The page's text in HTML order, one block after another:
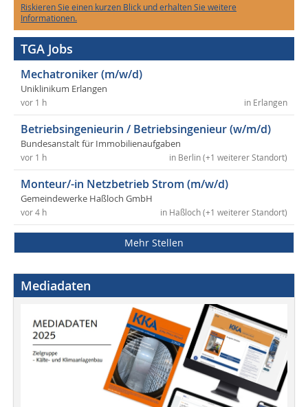
Riskieren Sie einen kurzen Blick und erhalten Sie weitere
Informationen.
TGA Jobs
Mechatroniker (m/w/d)
Uniklinikum Erlangen
in Erlangen
vor 1 h
Betriebsingenieurin / Betriebsingenieur (w/m/d)
Bundesanstalt für Immobilienaufgaben
in Berlin (+1 weiterer Standort)
vor 1 h
Monteur/-in Netzbetrieb Strom (m/w/d)
Gemeindewerke Haßloch GmbH
in Haßloch (+1 weiterer Standort)
vor 4 h
Mehr Stellen
Mediadaten